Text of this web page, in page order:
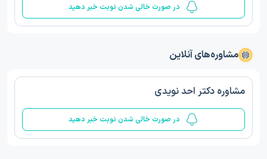
در صورت خالی شدن نوبت خبر دهید
مشاوره‌های آنلاین
مشاوره دکتر احد نویدی
در صورت خالی شدن نوبت خبر دهید